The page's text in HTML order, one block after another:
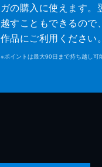
ガの購入に使えます。
越すこともできるので
作品にご利用ください。
※ポイントは最大90日まで持ち越し可